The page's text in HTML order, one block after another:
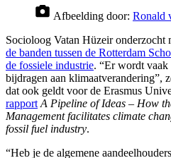
Afbeelding door: Ronald
Socioloog Vatan Hüzeir onderzocht
de banden tussen de Rotterdam
de fossiele industrie. “Er wordt vaak
bijdragen aan klimaatverandering”,
dat ook geldt voor de Erasmus
rapport A Pipeline of Ideas – How
Management facilitates climate
fossil fuel industry.
“Heb je de algemene